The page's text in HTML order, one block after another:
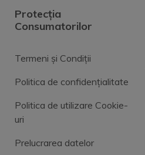
Protecția
Consumatorilor
Termeni și Condiții
Politica de confidențialitate
Politica de utilizare Cookie-
uri
Prelucrarea datelor